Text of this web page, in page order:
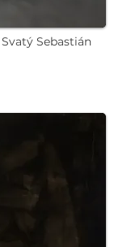
Sebastián